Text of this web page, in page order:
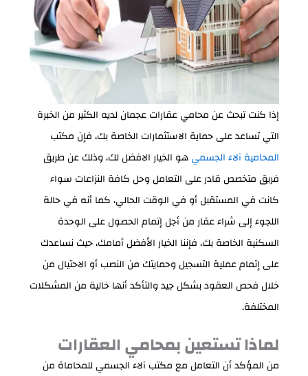
إذا كنت تبحث عن محامي عقارات عجمان لديه الكثير من الخبرة
التي تساعد على حماية الاستثمارات الخاصة بك، فإن مكتب
المحامية آلاء الجسميهو الخيار الافضل لك، وذلك عن طريق
فريق متخصص قادر على التعامل وحل كافة النزاعات سواء
كانت في المستقبل أو في الوقت الحالي، كما أنه في حالة
اللجوء إلى شراء عقار من أجل إتمام الحصول على الوحدة
السكنية الخاصة بك، فإننا الخيار الأفضل أمامك، حيث نساعدك
على إتمام عملية التسجيل وحمايتك من النصب أو الاحتيال من
خلال فحص العقود بشكل جيد والتأكد أنها خالية من المشكلات
المختلفة.
لماذا تستعين بمحامي العقارات
من المؤكد أن التعامل مع مكتب آلاء الجسمي للمحاماة من